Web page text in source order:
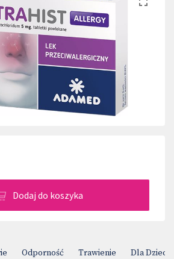
Dodaj do koszyka
Odporność Trawienie Dla Dzieci